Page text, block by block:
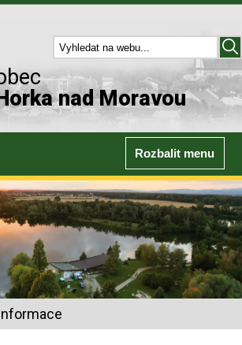
nad Moravou
Rozbalit menu